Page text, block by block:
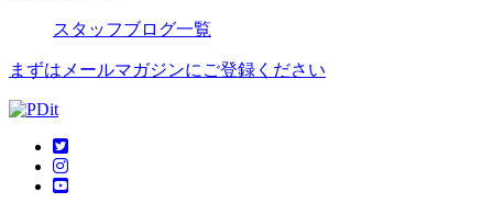
スタッフブログ一覧
まずはメールマガジンにご登録ください